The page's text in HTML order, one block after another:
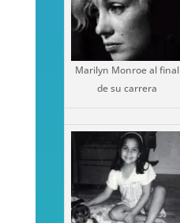
Marilyn Monroe al final
de su carrera